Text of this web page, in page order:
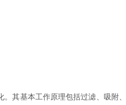
基本工作原理包括过滤、吸附